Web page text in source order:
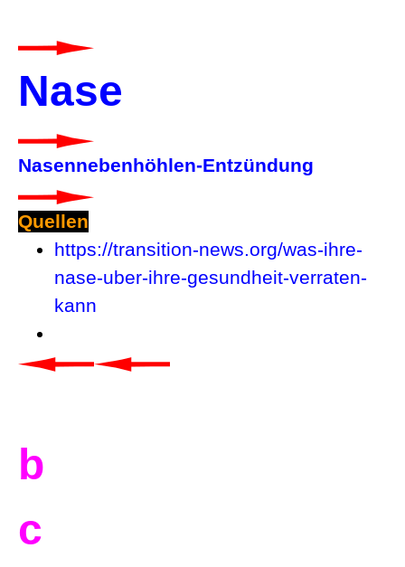
Nase
Nasennebenhöhlen-Entzündung
Quellen
https://transition-news.org/was-ihre-
nase-uber-ihre-gesundheit-verraten-
kann
b
c